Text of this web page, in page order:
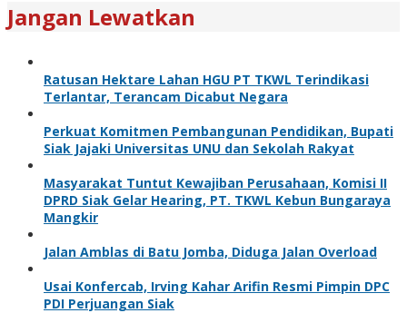
Jangan Lewatkan
Ratusan Hektare Lahan HGU PT TKWL Terindikasi
Terlantar, Terancam Dicabut Negara
Perkuat Komitmen Pembangunan Pendidikan, Bupati
Siak Jajaki Universitas UNU dan Sekolah Rakyat
Masyarakat Tuntut Kewajiban Perusahaan, Komisi II
DPRD Siak Gelar Hearing, PT. TKWL Kebun Bungaraya
Mangkir
Jalan Amblas di Batu Jomba, Diduga Jalan Overload
Usai Konfercab, Irving Kahar Arifin Resmi Pimpin DPC
PDI Perjuangan Siak